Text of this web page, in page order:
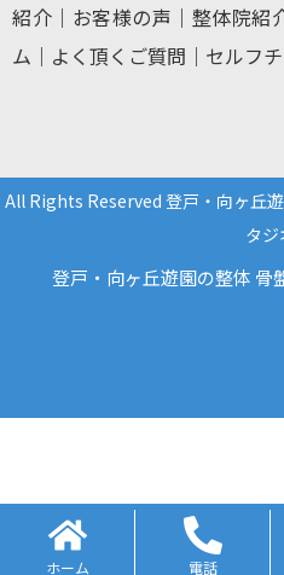
紹介 ｜ お客様の声 ｜ 整体院紹
ム ｜ よく頂くご質問 ｜ セルフ
All Rights Reserved 登戸・向ヶ丘
タジ
登戸・向ヶ丘遊園の整体 骨
ホーム 電話